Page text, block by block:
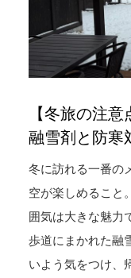
【冬旅の注意
融雪剤と防寒
冬に訪れる一番の
空が楽しめること
囲気は大きな魅力
歩道にまかれた融
いよう気をつけ、